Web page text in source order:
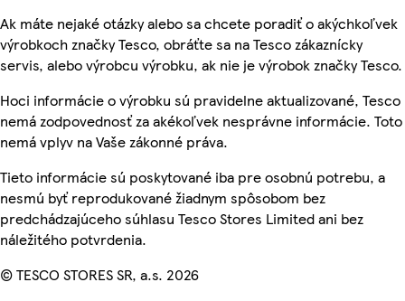
Ak máte nejaké otázky alebo sa chcete poradiť o akýchkoľvek
výrobkoch značky Tesco, obráťte sa na Tesco zákaznícky
servis, alebo výrobcu výrobku, ak nie je výrobok značky Tesco.
Hoci informácie o výrobku sú pravidelne aktualizované, Tesco
nemá zodpovednosť za akékoľvek nesprávne informácie. Toto
nemá vplyv na Vaše zákonné práva.
Tieto informácie sú poskytované iba pre osobnú potrebu, a
nesmú byť reprodukované žiadnym spôsobom bez
predchádzajúceho súhlasu Tesco Stores Limited ani bez
náležitého potvrdenia.
© TESCO STORES SR, a.s. 2026